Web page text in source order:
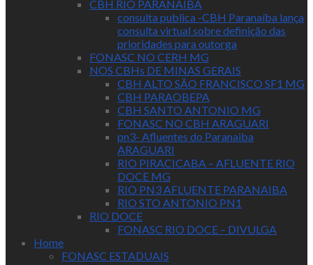
CBH RIO PARANAIBA
consulta publica -CBH Paranaíba lança
consulta virtual sobre definição das
prioridades para outorga
FONASC NO CERH MG
NOS CBHs DE MINAS GERAIS
CBH ALTO SÃO FRANCISCO SF1 MG
CBH PARAOBEPA
CBH SANTO ANTONIO MG
FONASC NO CBH ARAGUARI
pn3- Afluentes do Paranaiba
ARAGUARI
RIO PIRACICABA – AFLUENTE RIO
DOCE MG
RIO PN3 AFLUENTE PARANAIBA
RIO STO ANTONIO PN1
RIO DOCE
FONASC RIO DOCE – DIVULGA
Home
FONASC ESTADUAIS